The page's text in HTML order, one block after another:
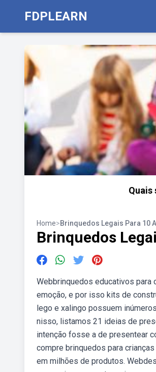
FDPLEARN
Quais
Home>Brinquedos Legais Para 10
Brinquedos
Webbrinquedos educativos
emoção, e por isso kits de
lego e xalingo possuem
nisso, listamos 21 ideias de
intenção fosse a de presentear
compre brinquedos para
em milhões de produtos.